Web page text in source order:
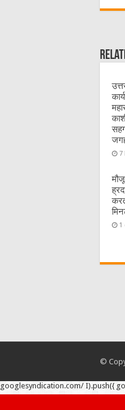
7
1
©
googlesyndication.com/ I).push({